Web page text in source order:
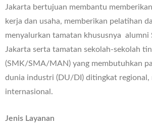
Jakarta bertujuan membantu
kerja dan usaha, memberikan pelatihan
menyalurkan tamatan khususnya alumni
Jakarta serta tamatan sekolah-sekolah
(SMK/SMA/MAN) yang membutuhkan
dunia industri (DU/DI) ditingkat regional,
internasional.
Jenis Layanan